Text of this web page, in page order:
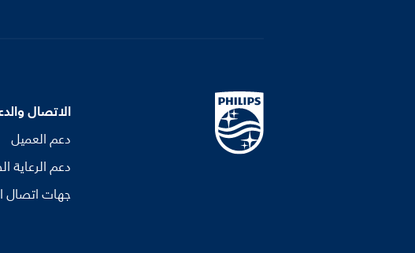
الاتصال
دعم العميل
دعم الرعاية
جهات اتصال